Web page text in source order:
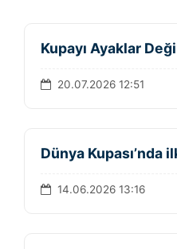
Kupayı Ayaklar
20.07.2026 12:51
Dünya Kupası’nda
14.06.2026 13:16